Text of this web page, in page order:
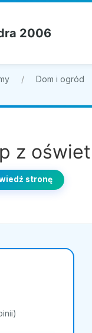
2006
Dom i ogród
z
stronę